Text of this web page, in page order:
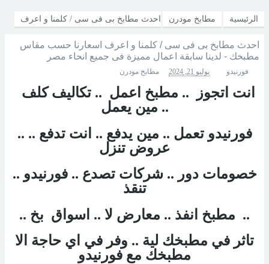
الرئيسية مطابخ مودرن احدث مطابخ بى فى سى / كلمنا و اعرف
اسعارنا حسب مقاس مطبخك - لدينا سابقة اعمال مميزة فى جميع انحاء
احدث مطابخ بى فى سى / كلمنا و اعرف اسعارنا حسب مقاس
مطبخك - لدينا سابقة اعمال مميزة فى جميع انحاء مصر
فورنيدو يوليو 21, 2024 مطابخ مودرن
.. مين يعمل
.. فورنيدو تعمل .. مين يدفع .. انت تدفع ..
عروض تنزل
.. خصومات دور .. شركات تصدع .. فورنيدو
تنقذ
.. مطبخ انفذ .. معارض لا .. اسواق بخ ..
تاثر في مطبخك لية .. وفر في اي حاجة الا
مطبخك مع فورنيدو